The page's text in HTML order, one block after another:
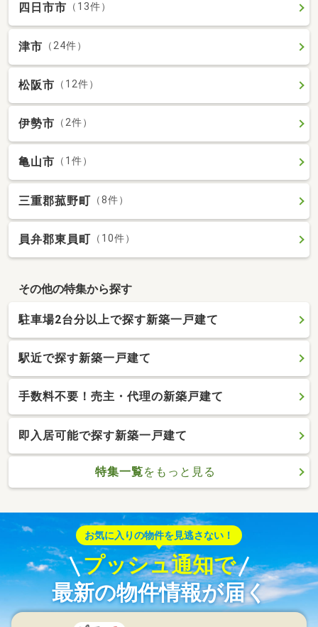
四日市市 （13件）
津市 （24件）
松阪市 （12件）
伊勢市 （2件）
亀山市 （1件）
三重郡菰野町 （8件）
員弁郡東員町 （10件）
その他の特集から探す
駐車場2台分以上で探す新築一戸建て
駅近で探す新築一戸建て
手数料不要！売主・代理の新築戸建て
即入居可能で探す新築一戸建て
特集一覧をもっと見る
お気に入りの物件を見逃さない！
プッシュ通知で
最新の物件情報が届く